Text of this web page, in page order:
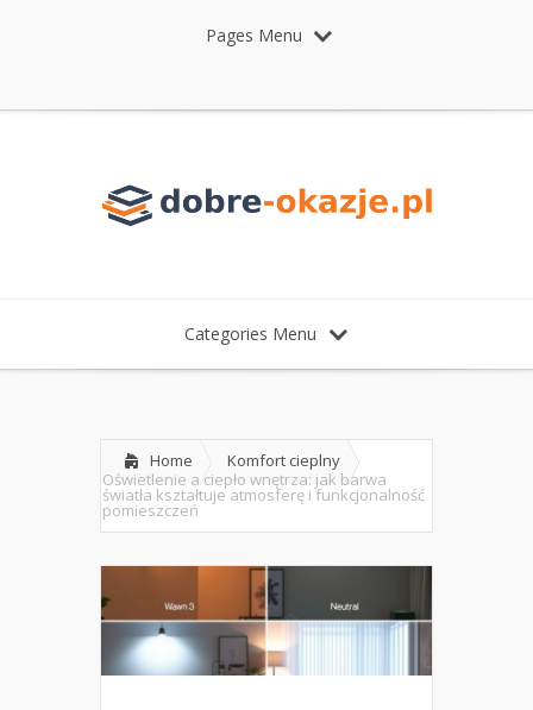
Pages Menu
Categories Menu
Home
Komfort cieplny
Oświetlenie a ciepło wnętrza: jak barwa
światła kształtuje atmosferę i funkcjonalność
pomieszczeń